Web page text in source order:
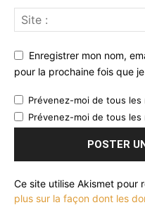
Enregistrer mon nom,
pour la prochaine fois que
Prévenez-moi de tous les
Prévenez-moi de tous
Ce site utilise Akismet pour
plus sur la façon dont les